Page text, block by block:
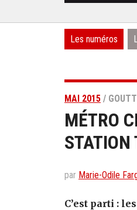
Les numéros
MAI 2015 /
MÉTRO
STATION
par Marie-Odile
C’est parti :